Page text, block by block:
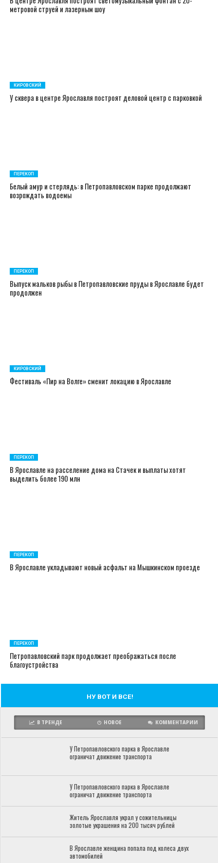
метровой струей и лазерным шоу
КИРОВСКИЙ
У сквера в центре Ярославля построят деловой центр с парковкой
ПЕРЕКОП
Белый амур и стерлядь: в Петропавловском парке продолжают
возрождать водоемы
ПЕРЕКОП
Выпуск мальков рыбы в Петропавловские пруды в Ярославле будет
продолжен
КИРОВСКИЙ
Фестиваль «Пир на Волге» сменит локацию в Ярославле
ПЕРЕКОП
В Ярославле на расселение дома на Стачек и выплаты хотят
выделить более 190 млн
ПЕРЕКОП
В Ярославле укладывают новый асфальт на Мышкинском проезде
ПЕРЕКОП
Петропавловский парк продолжает преображаться после
благоустройства
НУ ВОТ И ВСЕ!
В ТРЕНДЕ НОВОЕ КОММЕНТАРИИ
У Петропавловского парка в Ярославле
ограничат движение транспорта
У Петропавловского парка в Ярославле
ограничат движение транспорта
Житель Ярославля украл у сожительницы
золотые украшения на 200 тысяч рублей
В Ярославле женщина попала под колеса двух
автомобилей